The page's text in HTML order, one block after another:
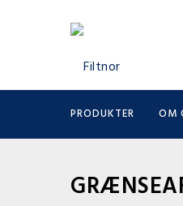
PRODUKTER OM